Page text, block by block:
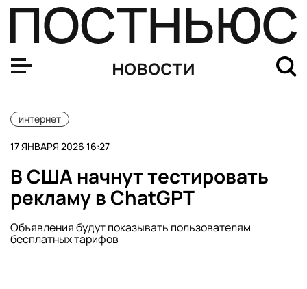
новости
интернет
17 ЯНВАРЯ 2026 16:27
В США начнут тестировать
рекламу в ChatGPT
Объявления будут показывать пользователям
бесплатных тарифов
Mash: герои мема «***** ты лох» попытались